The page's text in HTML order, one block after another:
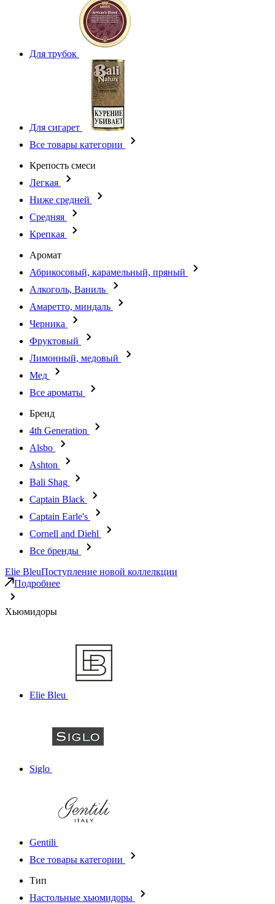
Для трубок
Для сигарет
Все товары категории
Крепость смеси
Легкая
Ниже средней
Средняя
Крепкая
Аромат
Абрикосовый, карамельный, пряный
Алкоголь, Ваниль
Амаретто, миндаль
Черника
Фруктовый
Лимонный, медовый
Мед
Все ароматы
Бренд
4th Generation
Alsbo
Ashton
Bali Shag
Captain Black
Captain Earle's
Cornell and Diehl
Все бренды
Elie BleuПоступление новой коллелкции
Подробнее
Хьюмидоры
Elie Bleu
Siglo
Gentili
Все товары категории
Тип
Настольные хьюмидоры